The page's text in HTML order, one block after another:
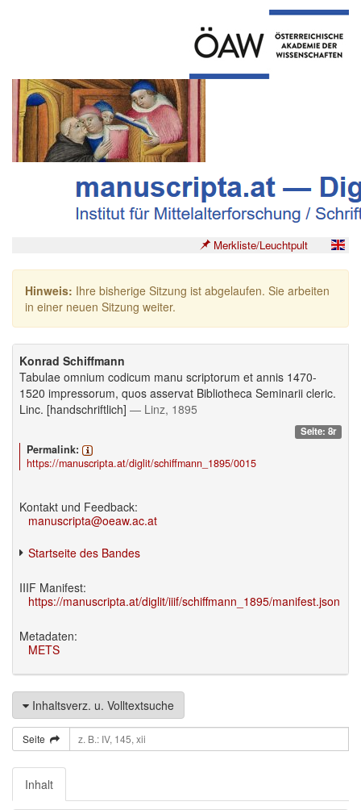
Merkliste/Leuchtpult
Hinweis: Ihre bisherige Sitzung ist abgelaufen. Sie arbeiten
in einer neuen Sitzung weiter.
Konrad Schiffmann
Tabulae omnium codicum manu scriptorum et annis 1470-
1520 impressorum, quos asservat Bibliotheca Seminarii cleric.
Linc. [handschriftlich] — Linz, 1895
Seite: 8r
Permalink:
https://manuscripta.at/diglit/schiffmann_1895/0015
Kontakt und Feedback:
manuscripta@oeaw.ac.at
Startseite des Bandes
IIIF Manifest:
https://manuscripta.at/diglit/iiif/schiffmann_1895/manifest.json
Metadaten:
METS
Inhaltsverz. u. Volltextsuche
Seite
Inhalt